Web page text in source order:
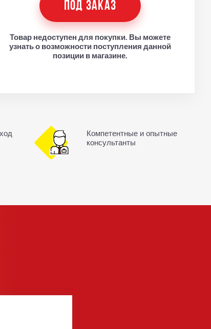
ПОД ЗАКАЗ
Товар недоступен для покупки. Вы можете
узнать о возможности поступления данной
позиции в магазине.
Компетентные и опытные
консультанты